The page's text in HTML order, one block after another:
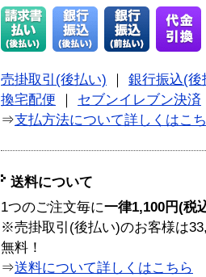
売掛取引(後払い)
銀行振込(後
換宅配便
セブンイレブン決済
⇒支払方法について詳しくはこ
送料について
1つのご注文毎に一律1,100円(税
※売掛取引(後払い)のお客様は
無料！
⇒送料について詳しくはこちら